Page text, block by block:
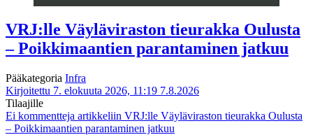
VRJ:lle Väyläviraston tieurakka Oulusta
– Poikkimaantien parantaminen jatkuu
Pääkategoria Infra
Kirjoitettu 7. elokuuta 2026, 11:19 7.8.2026
Tilaajille
Ei kommentteja artikkeliin VRJ:lle Väyläviraston tieurakka Oulusta
– Poikkimaantien parantaminen jatkuu